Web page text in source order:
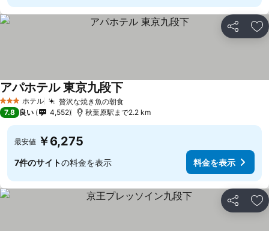
シェア お
3 ホテルのランク
ホテル 贅沢な焼き魚の朝食
アパホテル 東京九段下
7.8 良い 4,552 秋葉原駅まで2.2 km
最安値 ￥6,275
7件のサイトの料金を表示 料金を表示
シェア お